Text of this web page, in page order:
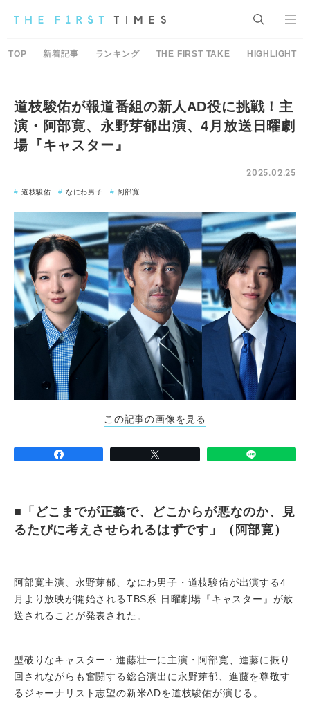
TOP 新着記事 ランキング THE FIRST TAKE HIGHLIGHT
道枝駿佑が報道番組の新人AD役に挑戦！主
演・阿部寛、永野芽郁出演、4月放送日曜劇
場『キャスター』
2025.02.25
道枝駿佑 なにわ男子 阿部寛
この記事の画像を見る
■「どこまでが正義で、どこからが悪なのか、見
るたびに考えさせられるはずです」（阿部寛）
阿部寛主演、永野芽郁、なにわ男子・道枝駿佑が出演する4
月より放映が開始されるTBS系 日曜劇場『キャスター』が放
送されることが発表された。
型破りなキャスター・進藤壮一に主演・阿部寛、進藤に振り
回されながらも奮闘する総合演出に永野芽郁、進藤を尊敬す
るジャーナリスト志望の新米ADを道枝駿佑が演じる。